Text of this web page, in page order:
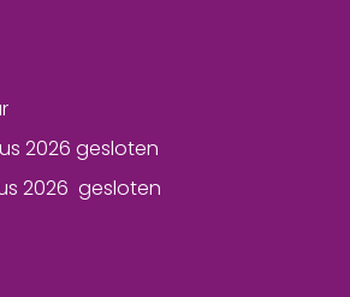
2026 gesloten
2026 gesloten